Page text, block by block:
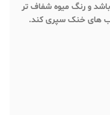
و رنگ میوه شفاف تر
شب های خنک سپری کند.